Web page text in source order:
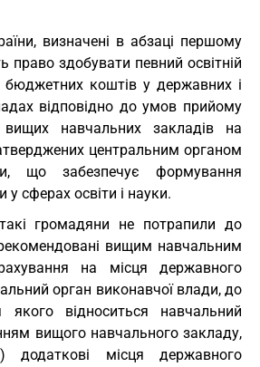
визначені в абзаці першому
право здобувати певний освітній
бюджетних коштів у державних і
відповідно до умов прийому
навчальних закладів на
центральним органом
що забезпечує формування
у сферах освіти і науки.
громадяни не потрапили до
рекомендовані вищим навчальним
на місця державного
орган виконавчої влади, до
якого відноситься навчальний
вищого навчального закладу,
додаткові місця державного